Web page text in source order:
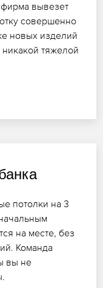
вывезет
совершенно
новых изделий
тяжелой
потолки на 3
на месте, без
Команда
вы не